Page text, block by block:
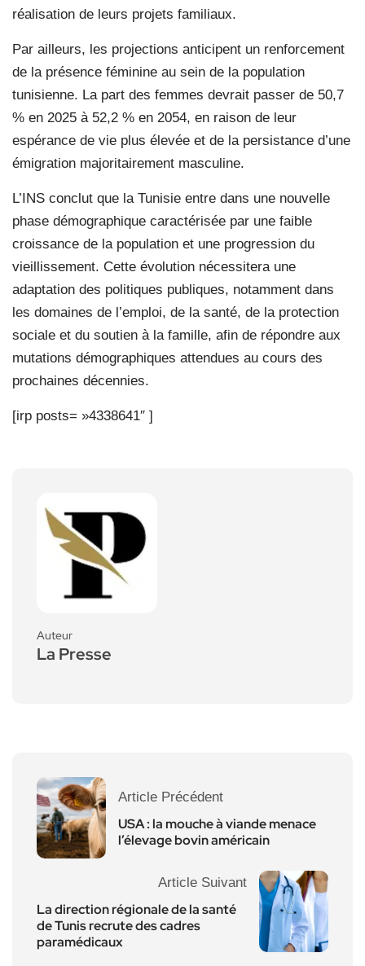
réalisation de leurs projets familiaux.
Par ailleurs, les projections anticipent un renforcement
de la présence féminine au sein de la population
tunisienne. La part des femmes devrait passer de 50,7
% en 2025 à 52,2 % en 2054, en raison de leur
espérance de vie plus élevée et de la persistance d’une
émigration majoritairement masculine.
L’INS conclut que la Tunisie entre dans une nouvelle
phase démographique caractérisée par une faible
croissance de la population et une progression du
vieillissement. Cette évolution nécessitera une
adaptation des politiques publiques, notamment dans
les domaines de l’emploi, de la santé, de la protection
sociale et du soutien à la famille, afin de répondre aux
mutations démographiques attendues au cours des
prochaines décennies.
[irp posts= »4338641″ ]
Auteur
La Presse
Article Précédent
USA : la mouche à viande menace
l’élevage bovin américain
Article Suivant
La direction régionale de la santé
de Tunis recrute des cadres
paramédicaux